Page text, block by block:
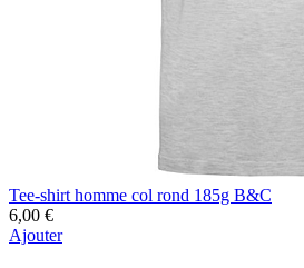
Tee-shirt homme col rond 185g B&C
6,00 €
Ajouter